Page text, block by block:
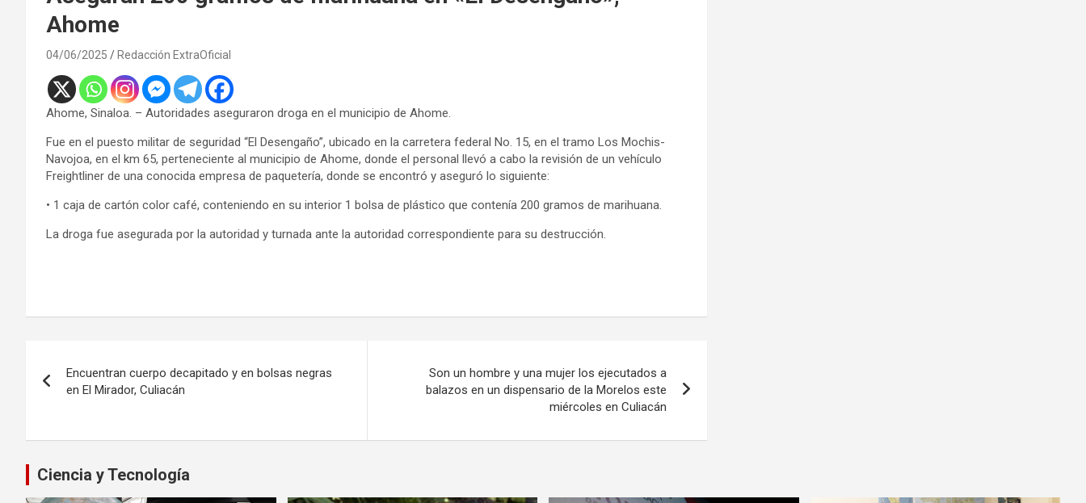
Ahome
04/06/2025 Redacción ExtraOficial
Ahome, Sinaloa. – Autoridades aseguraron droga en el municipio de Ahome.
Fue en el puesto militar de seguridad “El Desengaño”, ubicado en la carretera federal No. 15, en el tramo Los Mochis-
Navojoa, en el km 65, perteneciente al municipio de Ahome, donde el personal llevó a cabo la revisión de un vehículo
Freightliner de una conocida empresa de paquetería, donde se encontró y aseguró lo siguiente:
• 1 caja de cartón color café, conteniendo en su interior 1 bolsa de plástico que contenía 200 gramos de marihuana.
La droga fue asegurada por la autoridad y turnada ante la autoridad correspondiente para su destrucción.
de
Encuentran cuerpo decapitado y en bolsas negras
en El Mirador, Culiacán
Son un hombre y una mujer los ejecutados a
balazos en un dispensario de la Morelos este
miércoles en Culiacán
Ciencia y Tecnología